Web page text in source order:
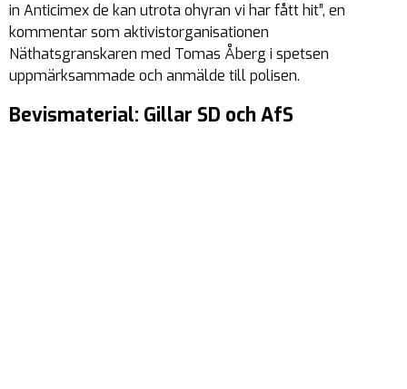
in Anticimex de kan utrota ohyran vi har fått hit”, en
kommentar som aktivistorganisationen
Näthatsgranskaren med Tomas Åberg i spetsen
uppmärksammade och anmälde till polisen.
Bevismaterial: Gillar SD och AfS